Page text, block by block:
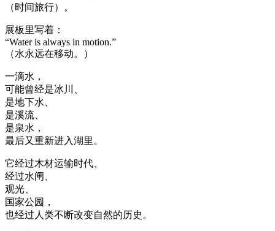
（时间旅行）。
展板里写着：
“Water is always in motion.”
（水永远在移动。）
一滴水，
可能曾经是冰川、
是地下水、
是溪流、
是泉水，
最后又重新进入湖里。
它经过木材运输时代、
经过水闸、
观光、
国家公园，
也经过人类不断改变自然的历史。